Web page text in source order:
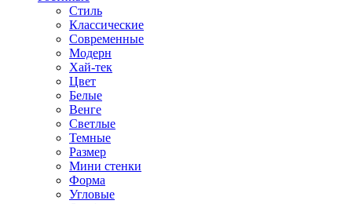
Стиль
Классические
Современные
Модерн
Хай-тек
Цвет
Белые
Венге
Светлые
Темные
Размер
Мини стенки
Форма
Угловые